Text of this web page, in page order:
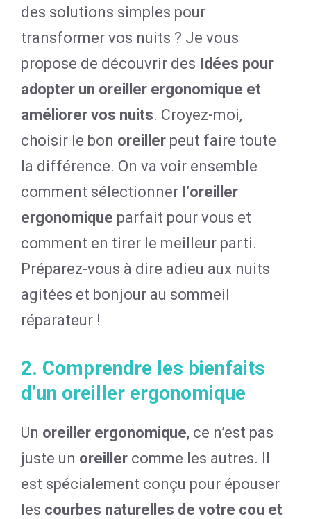
des solutions simples pour
transformer vos nuits ? Je vous
propose de découvrir des Idées pour
adopter un oreiller ergonomique et
améliorer vos nuits. Croyez-moi,
choisir le bon oreiller peut faire toute
la différence. On va voir ensemble
comment sélectionner l’oreiller
ergonomique parfait pour vous et
comment en tirer le meilleur parti.
Préparez-vous à dire adieu aux nuits
agitées et bonjour au sommeil
réparateur !
2. Comprendre les bienfaits
d’un oreiller ergonomique
Un oreiller ergonomique, ce n’est pas
juste un oreiller comme les autres. Il
est spécialement conçu pour épouser
les courbes naturelles de votre cou et